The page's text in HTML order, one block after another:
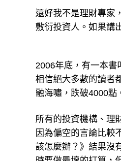
還好我不是理財專家
敷衍投資人。如果講
2006年底，有一本書
相信絕大多數的讀者
融海嘯，跌破4000點
所有的投資機構、理
因為偏空的言論比較
該怎麼辦？》結果沒